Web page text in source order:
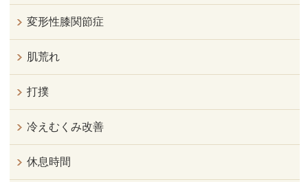
変形性膝関節症
肌荒れ
打撲
冷えむくみ改善
休息時間